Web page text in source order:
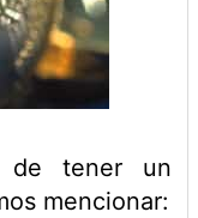
de tener un
mencionar: